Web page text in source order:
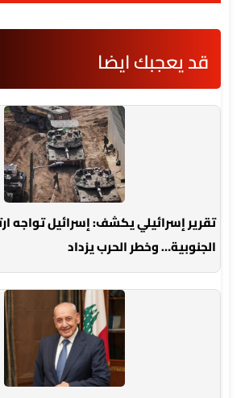
قد يعجبك ايضا
تقرير إسرائيلي يكشف: إسرائيل تواجه
الجنوبية… وخطر الحرب يزداد